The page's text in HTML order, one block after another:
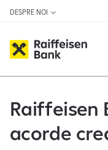
DESPRE NOI
Raiffeisen
acorde